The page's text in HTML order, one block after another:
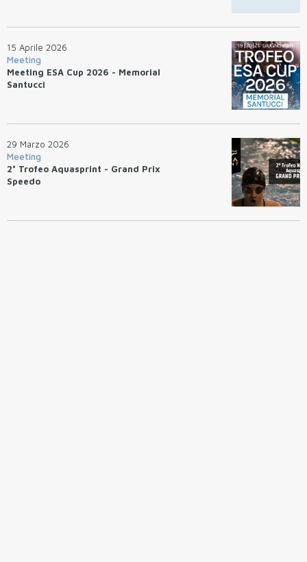
15 Aprile 2026
Meeting
Meeting ESA Cup 2026 - Memorial
Santucci
29 Marzo 2026
Meeting
2° Trofeo Aquasprint - Grand Prix
Speedo